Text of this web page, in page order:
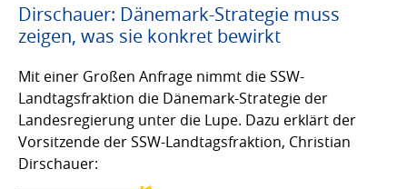
Dirschauer: Dänemark-Strategie muss
zeigen, was sie konkret bewirkt
Mit einer Großen Anfrage nimmt die SSW-
Landtagsfraktion die Dänemark-Strategie der
Landesregierung unter die Lupe. Dazu erklärt der
Vorsitzende der SSW-Landtagsfraktion, Christian
Dirschauer: